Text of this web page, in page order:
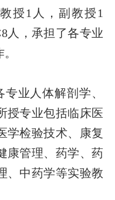
授1人，副教授1
人，承担了各专业
业人体解剖学、
授专业包括临床医
学检验技术、康复
康管理、药学、药
、中药学等实验教